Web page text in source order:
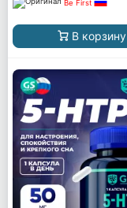
Be First
В корзину